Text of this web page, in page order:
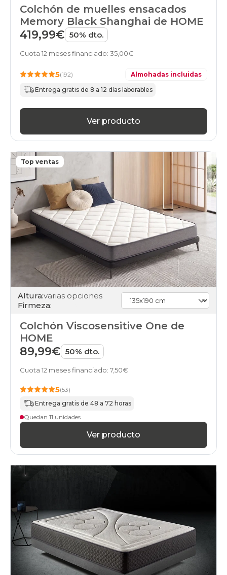
17
colchones
21
colchones
colchones
23
24
colchones
25
colchones
colchones
29
colchones
30
colchones
31
colchones
32
colchones
33
colchones
firmeza-
firme
colchones
firmeza-
firmeza-
suave
colchones
ensacados
colchones
viscoelasticos
latex
colchones
somier
colchones
enrollados
colchones
colchones-
Colchón de muelles ensacados
Memory Black Shanghai de HOME
419,99€ 50% dto.
Cuota 12 meses financiado: 35,00€
5(192) Almohadas incluidas
Entrega gratis de 8 a 12 días laborables
Ver producto
Top ventas
Altura:varias opciones
Firmeza:
Colchón Viscosensitive One de
HOME
89,99€ 50% dto.
Cuota 12 meses financiado: 7,50€
5(53)
Entrega gratis de 48 a 72 horas
Quedan 11 unidades
Ver producto